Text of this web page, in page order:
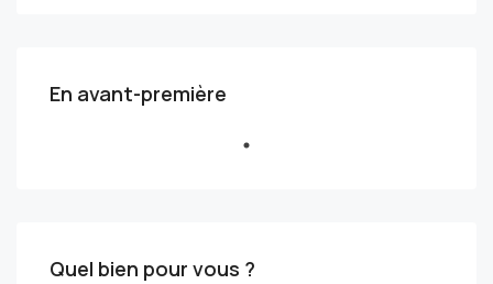
En avant-première
Quel bien pour vous ?